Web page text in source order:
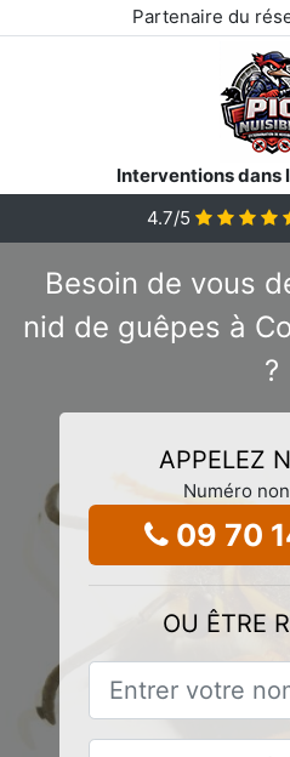
Partenaire du
Interventions dans
4.7/5
Besoin de vous
nid de guêpes à
?
APPELEZ
Numéro
09 70
OU ÊTRE